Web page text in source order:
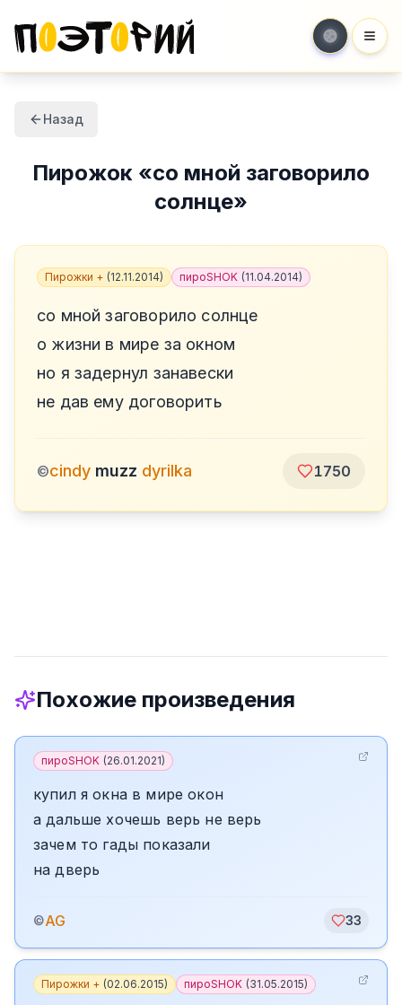
Назад
Пирожок «со мной заговорило
солнце»
Пирожки + (12.11.2014) пироSHOK (11.04.2014)
со мной заговорило солнце
о жизни в мире за окном
но я задернул занавески
не дав ему договорить
©cindy muzz dyrilka 1750
Похожие произведения
пироSHOK (26.01.2021)
купил я окна в мире окон
а дальше хочешь верь не верь
зачем то гады показали
на дверь
©AG 33
Пирожки + (02.06.2015) пироSHOK (31.05.2015)